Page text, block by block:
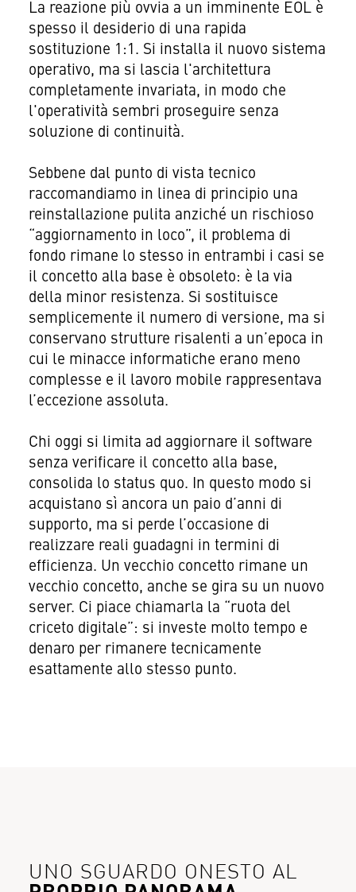
La reazione più ovvia a un imminente EOL è
spesso il desiderio di una rapida
sostituzione 1:1. Si installa il nuovo sistema
operativo, ma si lascia l'architettura
completamente invariata, in modo che
l'operatività sembri proseguire senza
soluzione di continuità.
Sebbene dal punto di vista tecnico
raccomandiamo in linea di principio una
reinstallazione pulita anziché un rischioso
“aggiornamento in loco”, il problema di
fondo rimane lo stesso in entrambi i casi se
il concetto alla base è obsoleto: è la via
della minor resistenza. Si sostituisce
semplicemente il numero di versione, ma si
conservano strutture risalenti a un’epoca in
cui le minacce informatiche erano meno
complesse e il lavoro mobile rappresentava
l’eccezione assoluta.
Chi oggi si limita ad aggiornare il software
senza verificare il concetto alla base,
consolida lo status quo. In questo modo si
acquistano sì ancora un paio d’anni di
supporto, ma si perde l’occasione di
realizzare reali guadagni in termini di
efficienza. Un vecchio concetto rimane un
vecchio concetto, anche se gira su un nuovo
server. Ci piace chiamarla la “ruota del
criceto digitale”: si investe molto tempo e
denaro per rimanere tecnicamente
esattamente allo stesso punto.
UNO SGUARDO ONESTO AL